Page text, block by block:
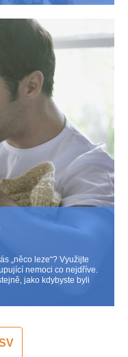
„něco leze“? Využijte
nemoci co nejdříve.
jako kdybyste byli